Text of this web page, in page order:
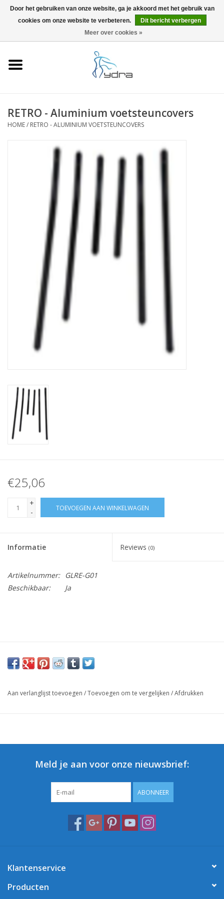
0 Artikelen - €0,00
RETRO - Aluminium voetsteuncovers
HOME/ RETRO - ALUMINIUM VOETSTEUNCOVERS
€25,06
+
-
TOEVOEGEN AAN WINKELWAGEN
Informatie Reviews (0)
Artikelnummer:
GLRE-G01
Beschikbaar:
Ja
Aan verlanglijst toevoegen /Toevoegen om te vergelijken /Afdrukken
Meld je aan voor onze nieuwsbrief:
ABONNEER
Klantenservice
Producten
Door het gebruiken van onze website, ga je akkoord met het gebruik van
cookies om onze website te verbeteren.
Dit bericht verbergen
Meer over cookies »